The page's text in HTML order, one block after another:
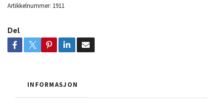
Artikkelnummer: 1911
Del
INFORMASJON